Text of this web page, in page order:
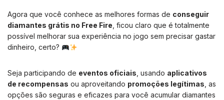
Agora que você conhece as melhores formas de conseguir
diamantes grátis no Free Fire , ficou claro que é totalmente
possível melhorar sua experiência no jogo sem precisar gastar
dinheiro, certo?
Seja participando de eventos oficiais , usando aplicativos
de recompensas ou aproveitando promoções legítimas , as
opções são seguras e eficazes para você acumular diamantes